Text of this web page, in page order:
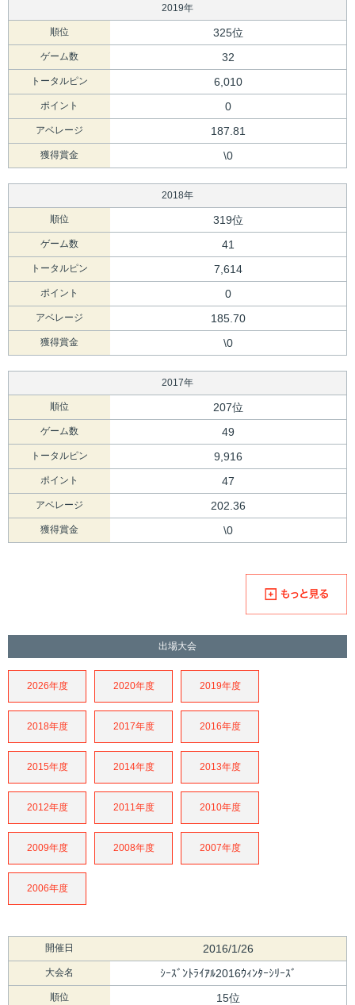
2019年
順位 325位
ゲーム数 32
トータルピン 6,010
ポイント 0
アベレージ 187.81
獲得賞金 \0
2018年
順位 319位
ゲーム数 41
トータルピン 7,614
ポイント 0
アベレージ 185.70
獲得賞金 \0
2017年
順位 207位
ゲーム数 49
トータルピン 9,916
ポイント 47
アベレージ 202.36
獲得賞金 \0
出場大会
2026年度 2020年度 2019年度
2018年度 2017年度 2016年度
2015年度 2014年度 2013年度
2012年度 2011年度 2010年度
2009年度 2008年度 2007年度
2006年度
開催日 2016/1/26
大会名 ｼｰｽﾞﾝﾄﾗｲｱﾙ2016ｳｨﾝﾀｰｼﾘｰｽﾞ
順位 15位